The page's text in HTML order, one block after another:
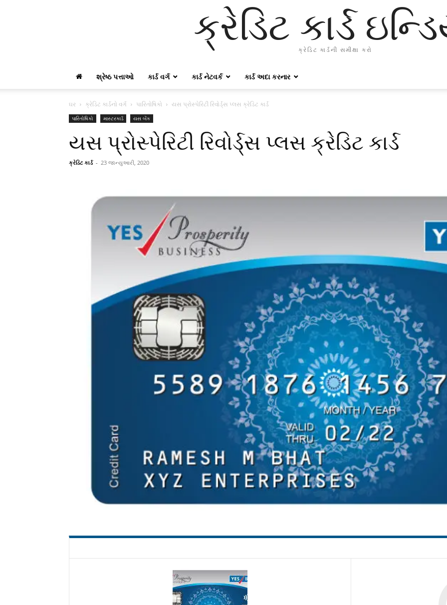
ક્રેડિટ કાર્ડ
ક્રેડિટ કાર્ડની સમીક્ષા કરો
શ્રેષ્ઠ પત્તાઓ કાર્ડ વર્ગ કાર્ડ નેટવર્ક કાર્ડ અદા કરનાર
ઘર ક્રેડિટ કાર્ડનો વર્ગ પારિતોષિકો યસ પ્રોસ્પેરિટી રિવોર્ડ્સ પ્લસ ક્રેડિટ કાર્ડ
પારિતોષિકો માસ્ટરકાર્ડ યસ બેંક
યસ પ્રોસ્પેરિટી રિવોર્ડ્સ પ્લસ ક્રેડિટ કાર્ડ
ક્રેડિટ કાર્ડ - 23 જાન્યુઆરી, 2020